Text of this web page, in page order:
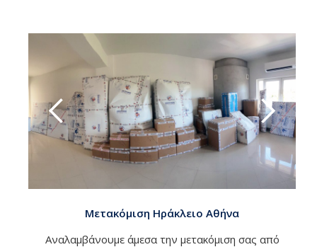
Μετακόμιση Ηράκλειο Αθήνα
Αναλαμβάνουμε άμεσα την μετακόμιση σας από